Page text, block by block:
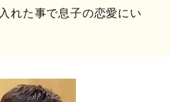
れた事で息子の恋愛にい